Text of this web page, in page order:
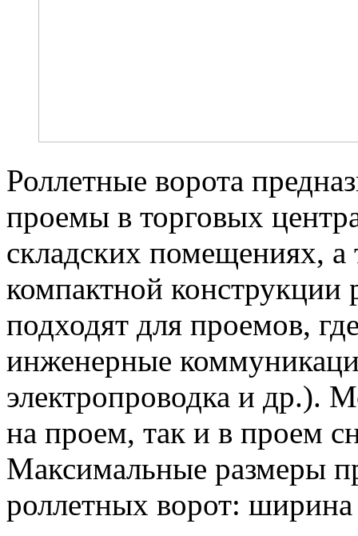
Роллетные ворота
проемы в торговых
складских помещениях, а
компактной конструкции
подходят для проемов,
инженерные
электропроводка и др.).
на проем, так и в проем
Максимальные размеры
роллетных ворот: